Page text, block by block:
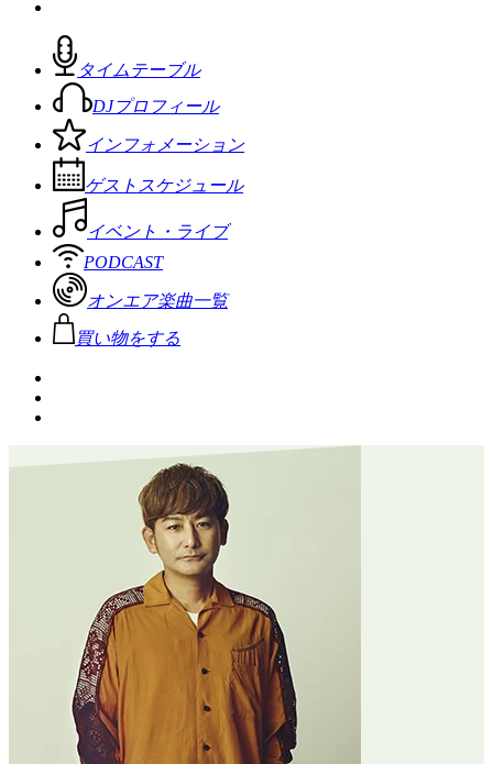
タイムテーブル
DJプロフィール
インフォメーション
ゲストスケジュール
イベント・ライブ
PODCAST
オンエア楽曲一覧
買い物をする